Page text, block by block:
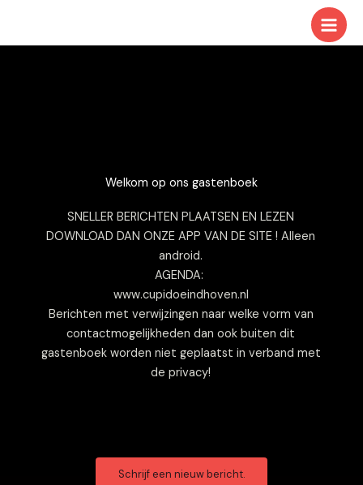
de
Welkom op ons gastenboek
SNELLER BERICHTEN PLAATSEN EN LEZEN
DOWNLOAD DAN ONZE APP VAN DE SITE ! Alleen
android.
AGENDA:
www.cupidoeindhoven.nl
Berichten met verwijzingen naar welke vorm van
contactmogelijkheden dan ook buiten dit
gastenboek worden niet geplaatst in verband met
de privacy!
Navigatie
Navigatie